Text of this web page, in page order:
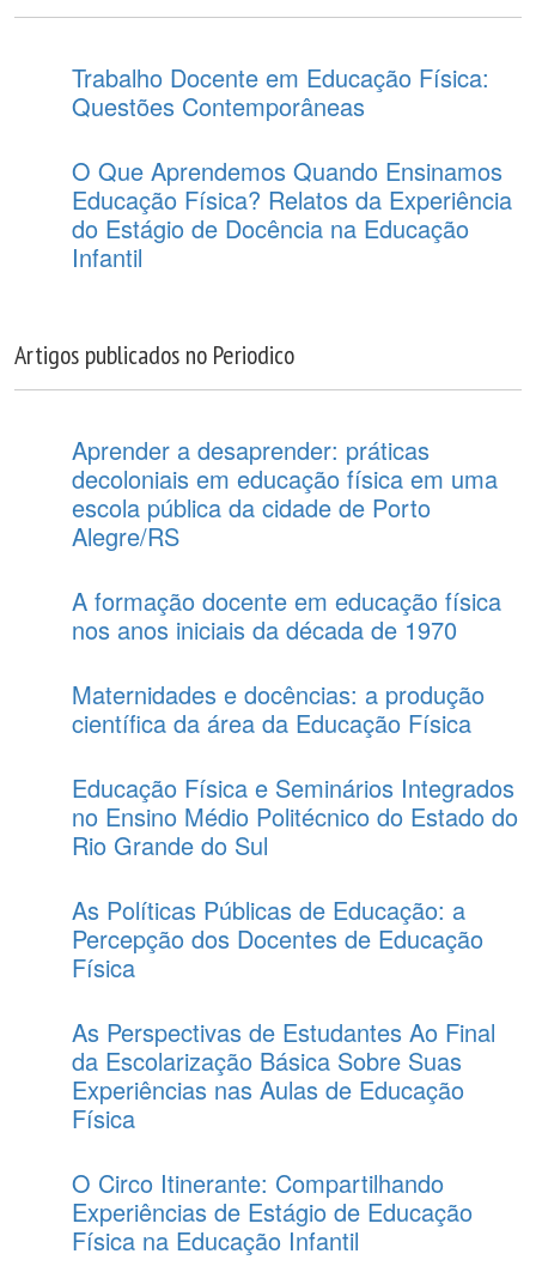
Trabalho Docente em Educação Física:
Questões Contemporâneas
O Que Aprendemos Quando Ensinamos
Educação Física? Relatos da Experiência
do Estágio de Docência na Educação
Infantil
Artigos publicados no Periodico
Aprender a desaprender: práticas
decoloniais em educação física em uma
escola pública da cidade de Porto
Alegre/RS
A formação docente em educação física
nos anos iniciais da década de 1970
Maternidades e docências: a produção
científica da área da Educação Física
Educação Física e Seminários Integrados
no Ensino Médio Politécnico do Estado do
Rio Grande do Sul
As Políticas Públicas de Educação: a
Percepção dos Docentes de Educação
Física
As Perspectivas de Estudantes Ao Final
da Escolarização Básica Sobre Suas
Experiências nas Aulas de Educação
Física
O Circo Itinerante: Compartilhando
Experiências de Estágio de Educação
Física na Educação Infantil